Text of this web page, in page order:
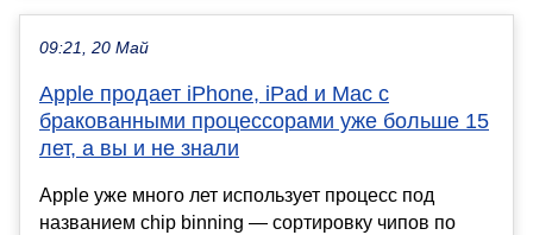
09:21, 20 Май
Apple продает iPhone, iPad и Mac с
бракованными процессорами уже больше 15
лет, а вы и не знали
Apple уже много лет использует процесс под
названием chip binning — сортировку чипов по